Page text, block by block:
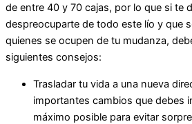
de entre 40 y 70 cajas, por lo que si te
despreocuparte de todo este lío y que
quienes se ocupen de tu mudanza,
siguientes consejos:
Trasladar tu vida a una nueva
importantes cambios que debes
máximo posible para evitar